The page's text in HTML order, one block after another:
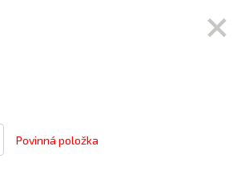
Povinná položka